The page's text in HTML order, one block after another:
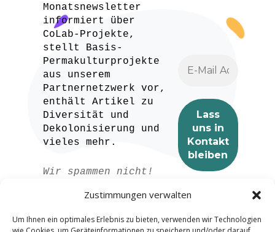
Zustimmungen verwalten
Um Ihnen ein optimales Erlebnis zu bieten, verwenden wir Technologien
Monatsnewsletter
informiert über
CoLab-Projekte,
stellt Basis-
Permakulturprojekte
aus unserem
Partnernetzwerk vor,
enthält Artikel zu
Diversität und
Dekolonisierung und
vieles mehr.
Wir spammen nicht!
Datenschutzerklärung
Informationen.